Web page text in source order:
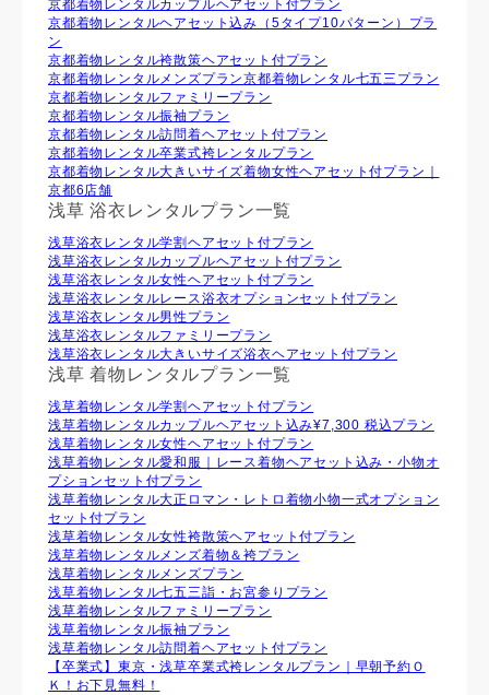
京都着物レンタルカップルヘアセット付プラン
京都着物レンタルヘアセット込み（5タイプ10パターン）プラ
ン
京都着物レンタル袴散策ヘアセット付プラン
京都着物レンタルメンズプラン京都着物レンタル七五三プラン
京都着物レンタルファミリープラン
京都着物レンタル振袖プラン
京都着物レンタル訪問着ヘアセット付プラン
京都着物レンタル卒業式袴レンタルプラン
京都着物レンタル大きいサイズ着物女性ヘアセット付プラン｜
京都6店舗
浅草 浴衣レンタルプラン一覧
浅草浴衣レンタル学割ヘアセット付プラン
浅草浴衣レンタルカップルヘアセット付プラン
浅草浴衣レンタル⼥性ヘアセット付プラン
浅草浴衣レンタルレース浴衣オプションセット付プラン
浅草浴衣レンタル男性プラン
浅草浴衣レンタルファミリープラン
浅草浴衣レンタル大きいサイズ浴衣ヘアセット付プラン
浅草 着物レンタルプラン一覧
浅草着物レンタル学割ヘアセット付プラン
浅草着物レンタルカップルヘアセット込み¥7,300 税込プラン
浅草着物レンタル⼥性ヘアセット付プラン
浅草着物レンタル愛和服｜レース着物ヘアセット込み・小物オ
プションセット付プラン
浅草着物レンタル大正ロマン・レトロ着物小物一式オプション
セット付プラン
浅草着物レンタル女性袴散策ヘアセット付プラン
浅草着物レンタルメンズ着物＆袴プラン
浅草着物レンタルメンズプラン
浅草着物レンタル七五三詣・お宮参りプラン
浅草着物レンタルファミリープラン
浅草着物レンタル振袖プラン
浅草着物レンタル訪問着ヘアセット付プラン
【卒業式】東京・浅草卒業式袴レンタルプラン｜早朝予約Ｏ
Ｋ！お下見無料！